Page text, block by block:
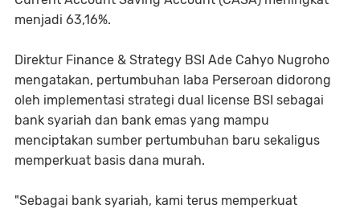
menjadi 63,16%.
Direktur Finance & Strategy BSI Ade Cahyo Nugroho
mengatakan, pertumbuhan laba Perseroan didorong
oleh implementasi strategi dual license BSI sebagai
bank syariah dan bank emas yang mampu
menciptakan sumber pertumbuhan baru sekaligus
memperkuat basis dana murah.
"Sebagai bank syariah, kami terus memperkuat